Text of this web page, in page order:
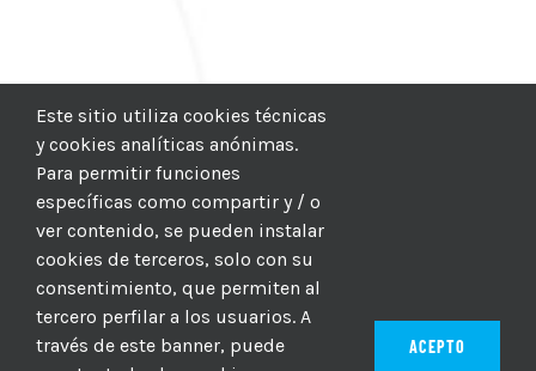
Este sitio utiliza cookies técnicas
y cookies analíticas anónimas.
Para permitir funciones
específicas como compartir y / o
ver contenido, se pueden instalar
cookies de terceros, solo con su
consentimiento, que permiten al
tercero perfilar a los usuarios. A
través de este banner, puede
ACEPTO